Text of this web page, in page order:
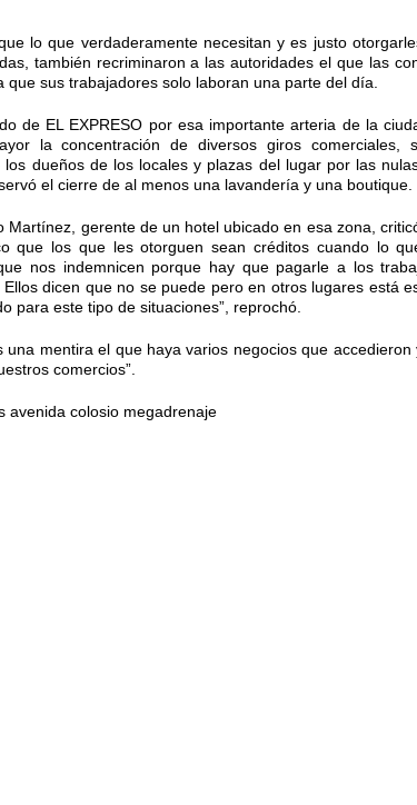
lo que verdaderamente necesitan y es justo
también recriminaron a las autoridades el que las
que sus trabajadores solo laboran una parte del día.
de EL EXPRESO por esa importante arteria de la
la concentración de diversos giros comerciales,
los dueños de los locales y plazas del lugar por las
el cierre de al menos una lavandería y una boutique.
Martínez, gerente de un hotel ubicado en esa zona,
que los que les otorguen sean créditos cuando lo
nos indemnicen porque hay que pagarle a los
Ellos dicen que no se puede pero en otros lugares está
para este tipo de situaciones”, reprochó.
una mentira el que haya varios negocios que
comercios”.